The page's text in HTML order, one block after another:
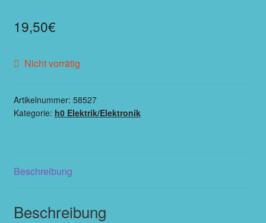
19,50€
Nicht vorrätig
Artikelnummer: 58527
Kategorie: h0 Elektrik/Elektronik
Beschreibung
Beschreibung